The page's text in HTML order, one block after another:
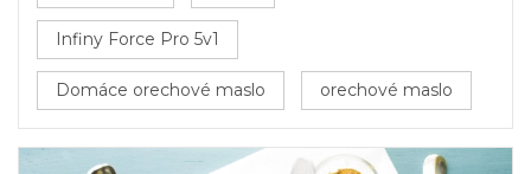
Infiny Force Pro 5v1
Domáce orechové maslo orechové maslo